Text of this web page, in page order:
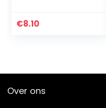
€8.10
Over ons